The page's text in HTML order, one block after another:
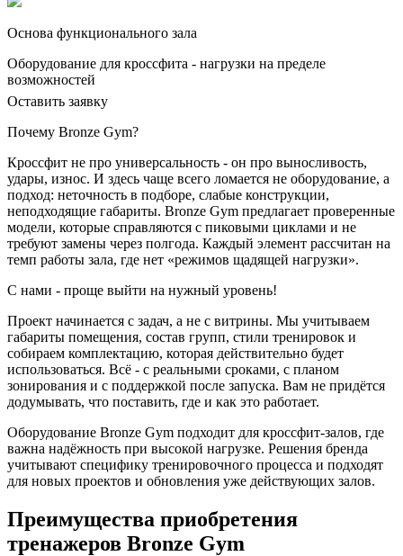
Основа функционального зала
Оборудование для кроссфита - нагрузки на пределе
возможностей
Оставить заявку
Почему Bronze Gym?
Кроссфит не про универсальность - он про выносливость,
удары, износ. И здесь чаще всего ломается не оборудование, а
подход: неточность в подборе, слабые конструкции,
неподходящие габариты. Bronze Gym предлагает проверенные
модели, которые справляются с пиковыми циклами и не
требуют замены через полгода. Каждый элемент рассчитан на
темп работы зала, где нет «режимов щадящей нагрузки».
С нами - проще выйти на нужный уровень!
Проект начинается с задач, а не с витрины. Мы учитываем
габариты помещения, состав групп, стили тренировок и
собираем комплектацию, которая действительно будет
использоваться. Всё - с реальными сроками, с планом
зонирования и с поддержкой после запуска. Вам не придётся
додумывать, что поставить, где и как это работает.
Оборудование Bronze Gym подходит для кроссфит-залов, где
важна надёжность при высокой нагрузке. Решения бренда
учитывают специфику тренировочного процесса и подходят
для новых проектов и обновления уже действующих залов.
Преимущества приобретения
тренажеров Bronze Gym